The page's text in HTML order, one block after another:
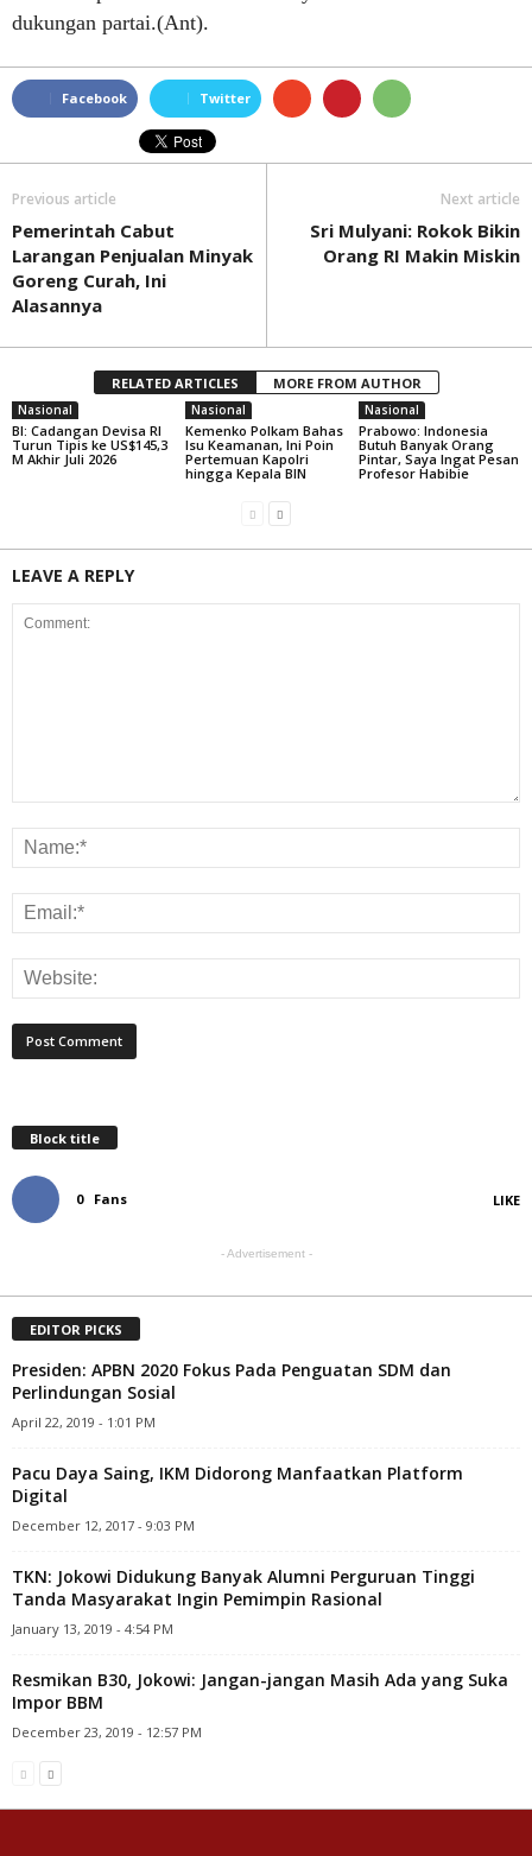
dukungan partai.(Ant).
Facebook Twitter
Previous article
Pemerintah Cabut
Larangan Penjualan Minyak
Goreng Curah, Ini
Alasannya
Next article
Sri Mulyani: Rokok Bikin
Orang RI Makin Miskin
RELATED ARTICLES MORE FROM AUTHOR
Nasional
BI: Cadangan Devisa RI
Turun Tipis ke US$145,3
M Akhir Juli 2026
Nasional
Kemenko Polkam Bahas
Isu Keamanan, Ini Poin
Pertemuan Kapolri
hingga Kepala BIN
Nasional
Prabowo: Indonesia
Butuh Banyak Orang
Pintar, Saya Ingat Pesan
Profesor Habibie
LEAVE A REPLY
Block title
0 Fans LIKE
- Advertisement -
EDITOR PICKS
Presiden: APBN 2020 Fokus Pada Penguatan SDM dan
Perlindungan Sosial
April 22, 2019 - 1:01 PM
Pacu Daya Saing, IKM Didorong Manfaatkan Platform
Digital
December 12, 2017 - 9:03 PM
TKN: Jokowi Didukung Banyak Alumni Perguruan Tinggi
Tanda Masyarakat Ingin Pemimpin Rasional
January 13, 2019 - 4:54 PM
Resmikan B30, Jokowi: Jangan-jangan Masih Ada yang Suka
Impor BBM
December 23, 2019 - 12:57 PM